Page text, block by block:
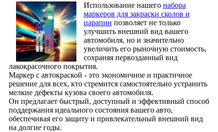
Использование нашего набора
маркеров для закраски сколов и
царапин позволяет не только
улучшить внешний вид вашего
автомобиля, но и значительно
увеличить его рыночную стоимость,
сохраняя первозданный вид
лакокрасочного покрытия.
Маркер с автокраской - это экономичное и практичное
решение для всех, кто стремится самостоятельно устранить
мелкие дефекты кузова своего автомобиля.
Он предлагает быстрый, доступный и эффективный способ
поддержания идеального состояния вашего авто,
обеспечивая его защиту и привлекательный внешний вид
на долгие годы.